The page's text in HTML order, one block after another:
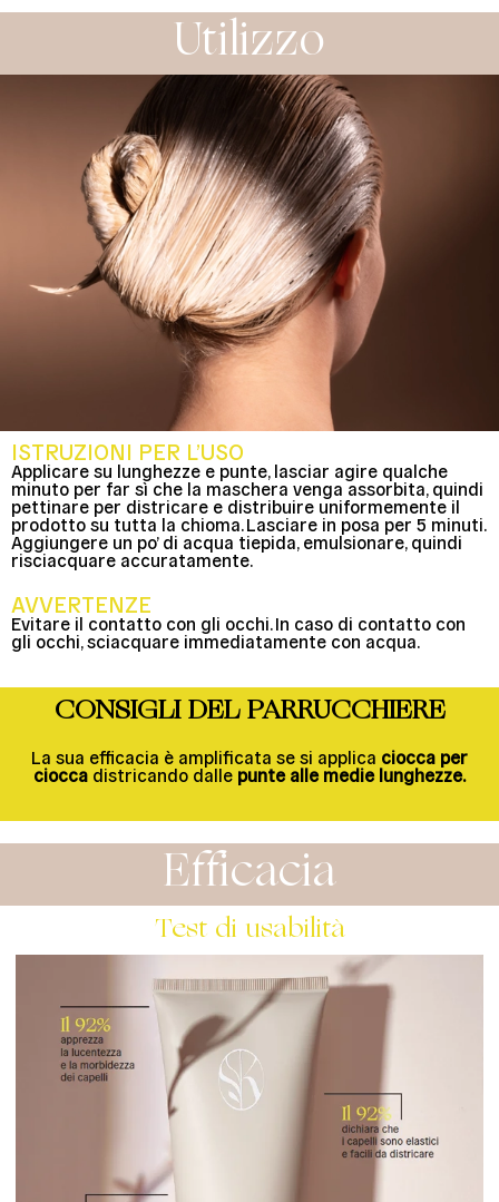
Utilizzo
ISTRUZIONI PER L’USO
Applicare su lunghezze e punte, lasciar agire qualche
minuto per far sì che la maschera venga assorbita, quindi
pettinare per districare e distribuire uniformemente il
prodotto su tutta la chioma. Lasciare in posa per 5 minuti.
Aggiungere un po’ di acqua tiepida, emulsionare, quindi
risciacquare accuratamente.
AVVERTENZE
Evitare il contatto con gli occhi. In caso di contatto con
gli occhi, sciacquare immediatamente con acqua.
CONSIGLI DEL PARRUCCHIERE
La sua efficacia è amplificata se si applica ciocca per
ciocca districando dalle punte alle medie lunghezze.
Efficacia
Test di usabilità